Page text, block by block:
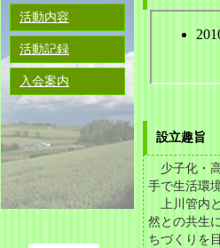
活動内容
活動記録
入会案内
設立趣旨
少子化・
手で生活環
上川管内
然との共生
ちづくりを